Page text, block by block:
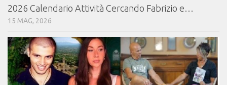
2026 Calendario Attività Cercando Fabrizio e…
15 MAG, 2026